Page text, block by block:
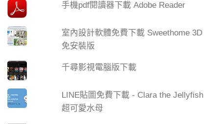
手機pdf閱讀器下載 Adobe Reader
室內設計軟體免費下載 Sweethome 3D
免安裝版
千尋影視電腦版下載
LINE貼圖免費下載 - Clara the Jellyfish
超可愛水母